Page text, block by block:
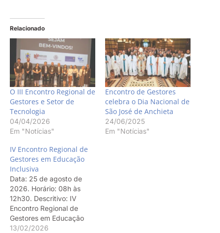
Relacionado
O III Encontro Regional de
Gestores e Setor de
Tecnologia
04/04/2026
Em "Notícias"
Encontro de Gestores
celebra o Dia Nacional de
São José de Anchieta
24/06/2025
Em "Notícias"
IV Encontro Regional de
Gestores em Educação
Inclusiva
Data: 25 de agosto de
2026. Horário: 08h às
12h30. Descritivo: IV
Encontro Regional de
Gestores em Educação
Inclusiva. Local: Colégio
13/02/2026